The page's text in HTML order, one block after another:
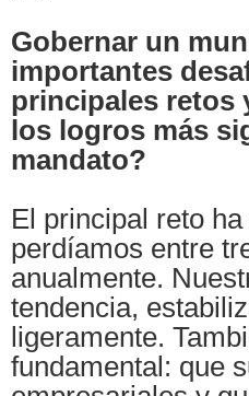
Gobernar un
importantes
principales retos
los logros más
mandato?
El principal reto
perdíamos entre
anualmente.
tendencia,
ligeramente.
fundamental: que